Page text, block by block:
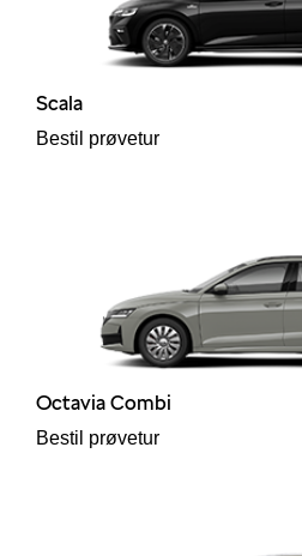
Scala
Bestil prøvetur
Octavia Combi
Bestil prøvetur